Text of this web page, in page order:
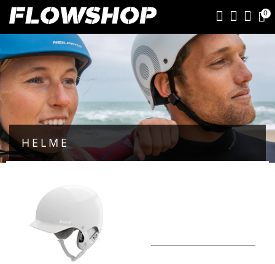
0
HELME